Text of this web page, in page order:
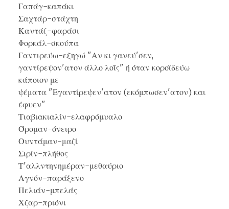
Γαπάγ-καπάκι
Σαχτάρ-στάχτη
Καντάζ-φαράσι
Φορκάλ-σκούπα
Γαντιρεύω-εξηγώ "Αν κι γανεύ'σεν,
γαντίρεψον'ατον άλλο λοΐς" ή όταν κοροϊδεύω
κάποιον με
ψέματα "Εγαντίρεψεν'ατον (εκόμπωσεν'ατον) και
έφυεν"
Τιαβιακιαλίν-ελαφρόμυαλο
Όρομαν-όνειρο
Ουντάμαν-μαζί
Σιρίν-πλήθος
Τ'αλλντηνημέραν-μεθαύριο
Αγνόν-παράξενο
Πελιάν-μπελάς
Χζαρ-πριόνι